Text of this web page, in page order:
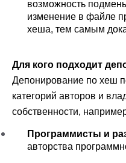
возможность
изменение в файле
хеша, тем самым
Для кого подходит
Депонирование по хеш
категорий авторов и
собственности,
Программисты и
авторства